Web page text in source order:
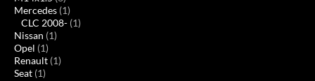
Mercedes (1)
CLC 2008- (1)
Nissan (1)
Opel (1)
Renault (1)
Seat (1)